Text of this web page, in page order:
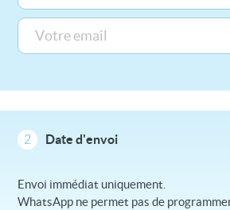
2 Date d'envoi
Envoi immédiat uniquement.
WhatsApp ne permet pas de